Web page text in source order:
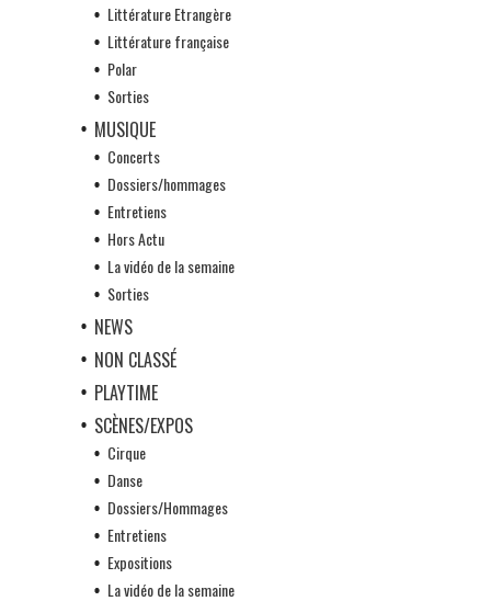
Littérature Etrangère
Littérature française
Polar
Sorties
MUSIQUE
Concerts
Dossiers/hommages
Entretiens
Hors Actu
La vidéo de la semaine
Sorties
NEWS
NON CLASSÉ
PLAYTIME
SCÈNES/EXPOS
Cirque
Danse
Dossiers/Hommages
Entretiens
Expositions
La vidéo de la semaine